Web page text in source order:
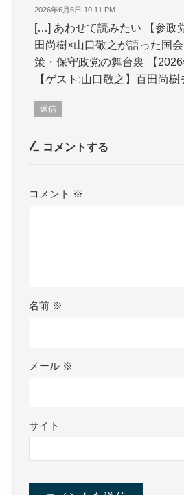
2026年6月6日 10:11 PM
[…] あわせて読みたい 【参政
田尚樹×山口敬之が語った国
策・保守政党の舞台裏 【2026
【ゲスト:山口敬之】百田尚
返信
コメントする
コメント ※
名前 ※
メール ※
サイト